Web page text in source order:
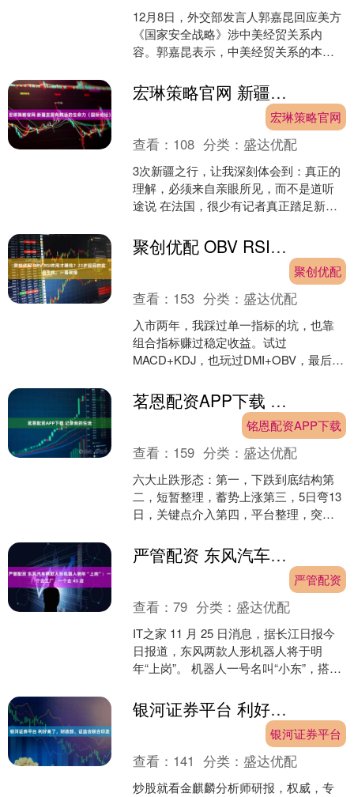
12月8日，外交部发言人郭嘉昆回应美方
《国家安全战略》涉中美经贸关系内
容。郭嘉昆表示，中美经贸关系的本质
布于：上海市....
宏琳策略官网 新疆发展有鲜活的生命力（国际论坛）
宏琳策略官网
查看： 108 分类： 盛达优配
3次新疆之行，让我深刻体会到：真正的
理解，必须来自亲眼所见，而不是道听
途说 在法国，很少有记者真正踏足新
走进这片土地。 第一次.... 聚创优配 OBV RSI咋用才赚钱？23岁股民的实战干货，一看就懂
聚创优配
查看： 153 分类： 盛达优配
入市两年，我踩过单一指标的坑，也靠
组合指标赚过稳定收益。试过
MACD+KDJ，也玩过DMI+OBV，最后发
OBV与RSI的搭配....
茗恩配资APP下载 记录我的生活
铭恩配资APP下载
查看： 159 分类： 盛达优配
六大止跌形态：第一，下跌到底结构第
二，短暂整理，蓄势上涨第三，5日弯13
日，关键点介入第四，平台整理，突破
调缩量，构建圆弧底部.... 严管配资 东风汽车两款人形机器人明年“上岗”：一个去工厂，一个去 4S 店
严管配资
查看：79 分类： 盛达优配
IT之家 11 月 25 日消息，据长江日报今
日报道，东风两款人形机器人将于明
年“上岗”。 机器人一号名叫“小东”，搭载
银河证券平台 利好来了，财政部、证监会联合印发
银河证券平台
查看： 141 分类： 盛达优配
炒股就看金麒麟分析师研报，权威，专